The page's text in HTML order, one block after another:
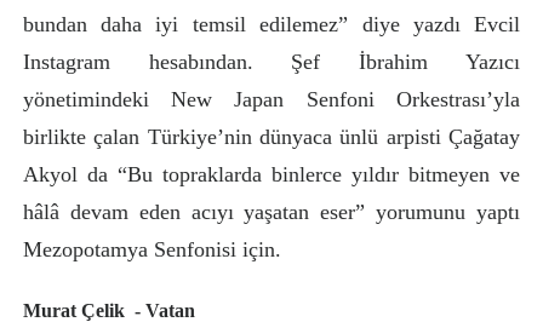
bundan daha iyi temsil edilemez” diye yazdı Evcil
Instagram hesabından. Şef İbrahim Yazıcı
yönetimindeki New Japan Senfoni Orkestrası’yla
birlikte çalan Türkiye’nin dünyaca ünlü arpisti Çağatay
Akyol da “Bu topraklarda binlerce yıldır bitmeyen ve
hâlâ devam eden acıyı yaşatan eser” yorumunu yaptı
Mezopotamya Senfonisi için.
Murat Çelik - Vatan